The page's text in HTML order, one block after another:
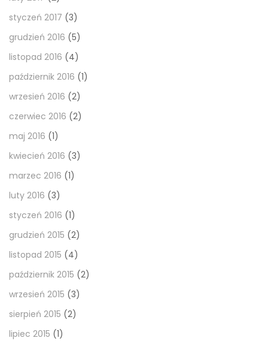
styczeń 2017 (3)
grudzień 2016 (5)
listopad 2016 (4)
październik 2016 (1)
wrzesień 2016 (2)
czerwiec 2016 (2)
maj 2016 (1)
kwiecień 2016 (3)
marzec 2016 (1)
luty 2016 (3)
styczeń 2016 (1)
grudzień 2015 (2)
listopad 2015 (4)
październik 2015 (2)
wrzesień 2015 (3)
sierpień 2015 (2)
lipiec 2015 (1)